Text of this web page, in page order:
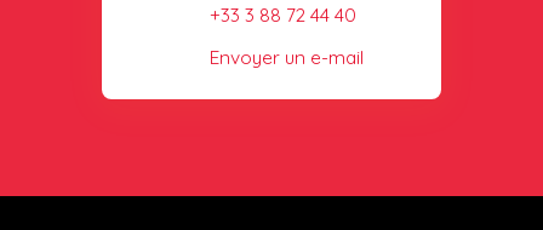
+33 3 88 72 44 40
Envoyer un e-mail